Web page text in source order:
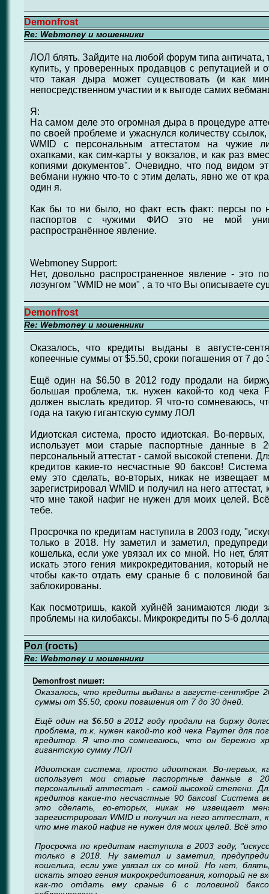
Demonfrost
Re: Webmoney и мошенники
ЛОЛ блять. Зайдите на любой форум типа античата,
купить, у проверенных продавцов с репутацией
что такая дыра может существовать (и как
непосредственном участии и к выгоде самих
Я:
На самом деле это огромная дыра в процедуре
по своей проблеме и ужаснулся количеству
WMID с персональным аттестатом на чужие
охапками, как сим-карты у вокзалов, и как раз
копиями документов". Очевидно, что под видом
вебмани нужно что-то с этим делать, явно же от
один я.
Как бы то ни было, но факт есть факт: персы по
паспортов с чужими ФИО это не мой
распространённое явление.
Webmoney Support:
Нет, довольно распространенное явление - это
лозунгом "WMID не мои" , а то что Вы описываете
Demonfrost
Re: Webmoney и мошенники
Оказалось, что кредиты выданы в августе-
копеечные суммы от $5.50, сроки погашения от 7 до
Ещё один на $6.50 в 2012 году продали на
большая проблема, т.к. нужен какой-то код чека
должен выслать кредитор. Я что-то сомневаюсь,
года на такую гигантскую сумму ЛОЛ
Идиотская система, просто идиотская. Во-первых,
использует мои старые паспортные данные в
персональный аттестат - самой высокой степени.
кредитов какие-то несчастные 90 баксов!
ему это сделать, во-вторых, никак не извещает
зарегистрировал WMID и получил на него
что мне такой нафиг не нужен для моих целей.
тебе.
Просрочка по кредитам наступила в 2003 году,
только в 2018. Ну заметил и заметил,
кошелька, если уже увязал их со мной. Но нет,
искать этого гения микрокредитования, который
чтобы как-то отдать ему сраные 6 с половиной
заблокированы.
Как посмотришь, какой хуйнёй занимаются люди
проблемы на килобаксы. Микрокредиты по 5-6
Рол (гость)
Re: Webmoney и мошенники
Demonfrost пишет:
Оказалось, что кредиты выданы в августе-сентябре
суммы от $5.50, сроки погашения от 7 до 30 дней.
Ещё один на $6.50 в 2012 году продали на биржу
проблема, т.к. нужен какой-то код чека Paymer для
кредитор. Я что-то сомневаюсь, что он бережно
гигантскую сумму ЛОЛ
Идиотская система, просто идиотская. Во-первых,
использует мои старые паспортные данные в
персональный аттестат - самой высокой степени.
кредитов какие-то несчастные 90 баксов! Система
это сделать, во-вторых, никак не извещает
зарегистрировал WMID и получил на него
что мне такой нафиг не нужен для моих целей. Всё
Просрочка по кредитам наступила в 2003 году,
только в 2018. Ну заметил и заметил,
кошелька, если уже увязал их со мной. Но нет,
искать этого гения микрокредитования, который не
как-то отдать ему сраные 6 с половиной